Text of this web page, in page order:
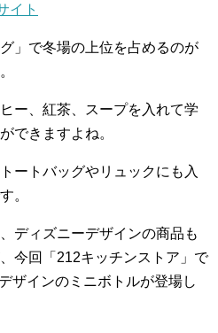
イト
」で冬場の上位を占めるのが
ー、紅茶、スープを入れて学
できますよね。
ートバッグやリュックにも入
。
ディズニーデザインの商品も
今回「 212キッチンストア」で
ザインのミニボトルが登場し